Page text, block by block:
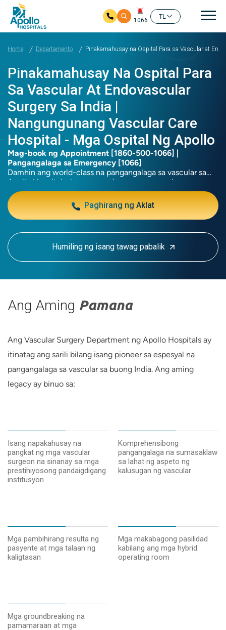
1066
TL
Home Departamento Pinakamahusay na Ospital Para sa Vascular at
Pinakamahusay Na Ospital Para
Sa Vascular At Endovascular
Surgery Sa India |
Nangungunang Vascular Care
Hospital - Mga Ospital Ng Apollo
Mag-book ng Appointment [1860-500-1066] |
Pangangalaga sa Emergency [1066]
Damhin ang world-class na pangangalaga sa vascular sa
Apollo Hospitals, kung saan pinagsasama namin ang
advanced surgical expertise sa makabagong teknolohiya
upang makapaghatid ng mga pambihirang resulta sa
paggamot sa mga sakit sa daluyan ng dugo. Ang aming
komprehensibong vascular surgery program ay
nangunguna sa paggamot sa mga kondisyong
nakakaapekto sa iyong mga arterya, ugat, at buong sistema
ng sirkulasyon.
Paghirang ng Aklat
Humiling ng isang tawag pabalik
Ang Aming Pamana
Ang Vascular Surgery Department ng Apollo Hospitals ay
itinatag ang sarili bilang isang pioneer sa espesyal na
pangangalaga sa vascular sa buong India. Ang aming
legacy ay binuo sa:
Isang napakahusay na
pangkat ng mga vascular
surgeon na sinanay sa mga
prestihiyosong pandaigdigang
institusyon
Komprehensibong
pangangalaga na sumasaklaw
sa lahat ng aspeto ng
kalusugan ng vascular
Mga pambihirang resulta ng
pasyente at mga talaan ng
kaligtasan
Mga makabagong pasilidad
kabilang ang mga hybrid
operating room
Mga groundbreaking na
pamamaraan at mga